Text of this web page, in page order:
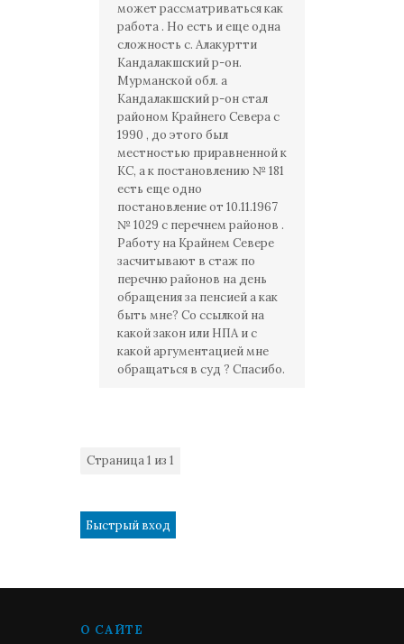
может рассматриваться как
работа . Но есть и еще одна
сложность с. Алакуртти
Кандалакшский р-он.
Мурманской обл. а
Кандалакшский р-он стал
районом Крайнего Севера с
1990 , до этого был
местностью приравненной к
КС, а к постановлению № 181
есть еще одно
постановление от 10.11.1967
№ 1029 с перечнем районов .
Работу на Крайнем Севере
засчитывают в стаж по
перечню районов на день
обращения за пенсией а как
быть мне? Со ссылкой на
какой закон или НПА и с
какой аргументацией мне
обращаться в суд ? Спасибо.
Страница1 из 1
О САЙТЕ